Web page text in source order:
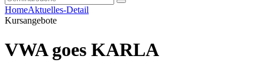
HomeAktuelles-Detail
Kursangebote
VWA goes KARLA